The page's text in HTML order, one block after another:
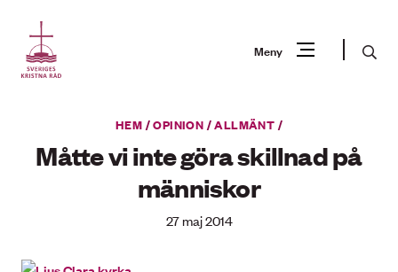
innehåll
Meny Sök
letar
HEM /OPINION /ALLMÄNT /
Måtte vi inte göra skillnad på
människor
27 maj 2014